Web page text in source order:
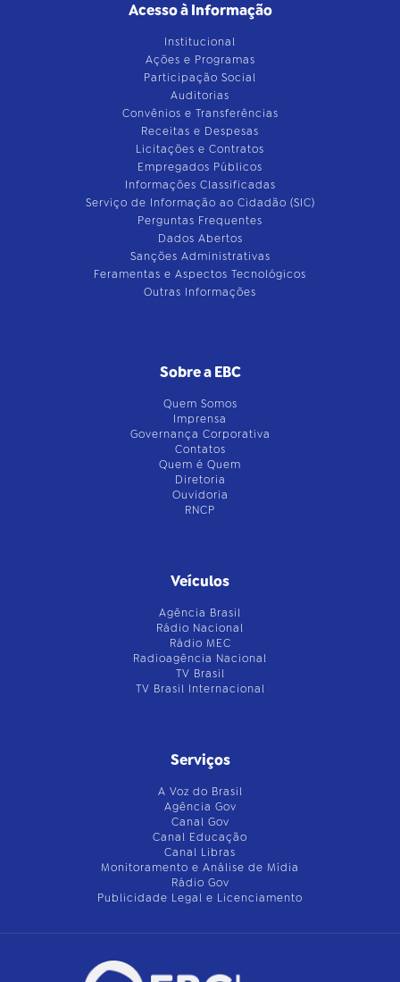
Acesso à Informação
Institucional
Ações e Programas
Participação Social
Auditorias
Convênios e Transferências
Receitas e Despesas
Licitações e Contratos
Empregados Públicos
Informações Classificadas
Serviço de Informação ao Cidadão (SIC)
Perguntas Frequentes
Dados Abertos
Sanções Administrativas
Feramentas e Aspectos Tecnológicos
Outras Informações
Sobre a EBC
Quem Somos
Imprensa
Governança Corporativa
Contatos
Quem é Quem
Diretoria
Ouvidoria
RNCP
Veículos
Agência Brasil
Rádio Nacional
Rádio MEC
Radioagência Nacional
TV Brasil
TV Brasil Internacional
Serviços
A Voz do Brasil
Agência Gov
Canal Gov
Canal Educação
Canal Libras
Monitoramento e Análise de Mídia
Rádio Gov
Publicidade Legal e Licenciamento